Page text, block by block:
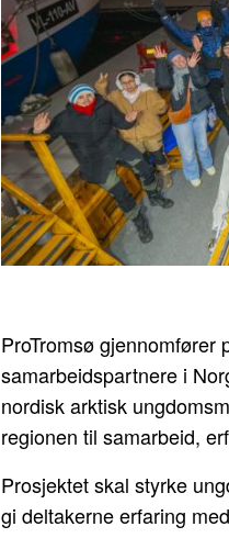
ProTromsø
samarbeidspartnere i
nordisk arktisk
regionen til samarbeid,
Prosjektet skal styrke
gi deltakerne erfaring